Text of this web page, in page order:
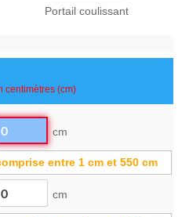
Portail coulissant
cm
entre 1 cm et 550 cm
cm